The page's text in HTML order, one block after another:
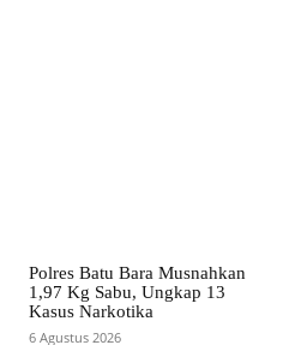
Polres Batu Bara Musnahkan
1,97 Kg Sabu, Ungkap 13
Kasus Narkotika
6 Agustus 2026